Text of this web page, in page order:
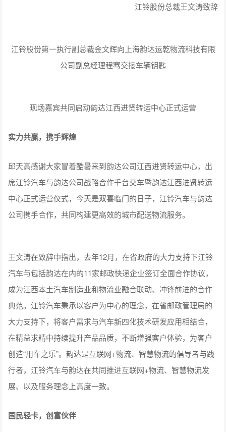
江铃股份总裁王文涛致辞
江铃股份第一执行副总裁金文辉向上海韵达运乾物流科技有限
公司副总经理程骞交接车辆钥匙
现场嘉宾共同启动韵达江西进贤转运中心正式运营
实力共赢，携手辉煌
邱天高感谢大家冒着酷暑来到韵达公司江西进贤转运中心，出
席江铃汽车与韵达公司战略合作千台交车暨韵达江西进贤转运
中心正式运营仪式，今天是双喜临门的日子，江铃汽车与韵达
公司携手合作，共同构建更高效的城市配送物流服务。
王文涛在致辞中指出，去年12月，在省政府的大力支持下江铃
汽车与包括韵达在内的11家邮政快递企业签订全面合作协议，
成为江西本土汽车制造业和物流业融合联动、冲锋前进的合作
典范。江铃汽车秉承以客户为中心的理念，在省邮政管理局的
大力支持下，将客户需求与汽车新四化技术研发应用相结合，
在精益求精中持续提升产品品质，不断增强客户体验，为客户
创造“用车之乐”。韵达是互联网+物流、智慧物流的倡导者与践
行者，江铃汽车与韵达在共同推进互联网+物流、智慧物流发
展、以及服务理念上高度一致。
国民轻卡，创富伙伴